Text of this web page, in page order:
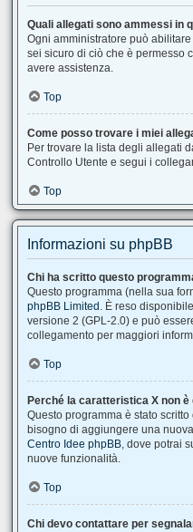
Quali allegati sono ammessi in
Ogni amministratore può
sei sicuro di ciò che è permesso
avere assistenza.
Top
Come posso trovare i miei
Per trovare la lista degli allegati
Controllo Utente e segui i
Top
Informazioni su phpBB
Chi ha scritto questo
Questo programma (nella sua
phpBB Limited . È reso
versione 2 (GPL-2.0) e può
collegamento per maggiori
Top
Perché la caratteristica X non è
Questo programma è stato
bisogno di aggiungere una
Centro Idee phpBB, dove potrai
nuove funzionalità.
Top
Chi devo contattare per